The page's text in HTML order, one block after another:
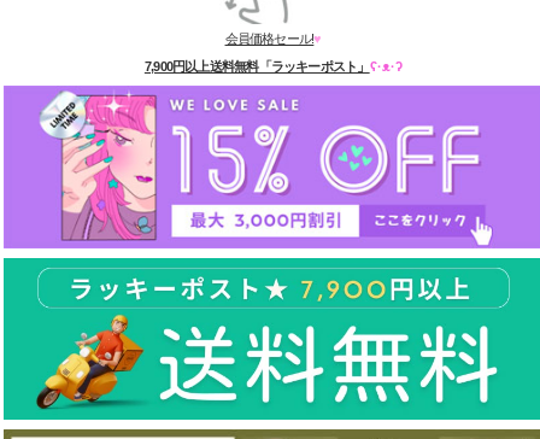
会員価格セール!♥
7,900円以上送料無料「ラッキーポスト」 ʕ·ᴥ·ʔ